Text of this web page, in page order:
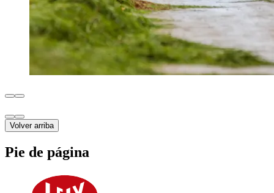
Volver arriba
Pie de página